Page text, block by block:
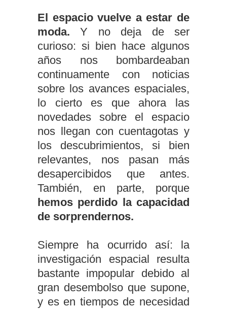
El espacio vuelve a estar de
moda. Y no deja de ser
curioso: si bien hace algunos
años nos bombardeaban
continuamente con noticias
sobre los avances espaciales,
lo cierto es que ahora las
novedades sobre el espacio
nos llegan con cuentagotas y
los descubrimientos, si bien
relevantes, nos pasan más
desapercibidos que antes.
También, en parte, porque
hemos perdido la capacidad
de sorprendernos.
Siempre ha ocurrido así: la
investigación espacial resulta
bastante impopular debido al
gran desembolso que supone,
y es en tiempos de necesidad